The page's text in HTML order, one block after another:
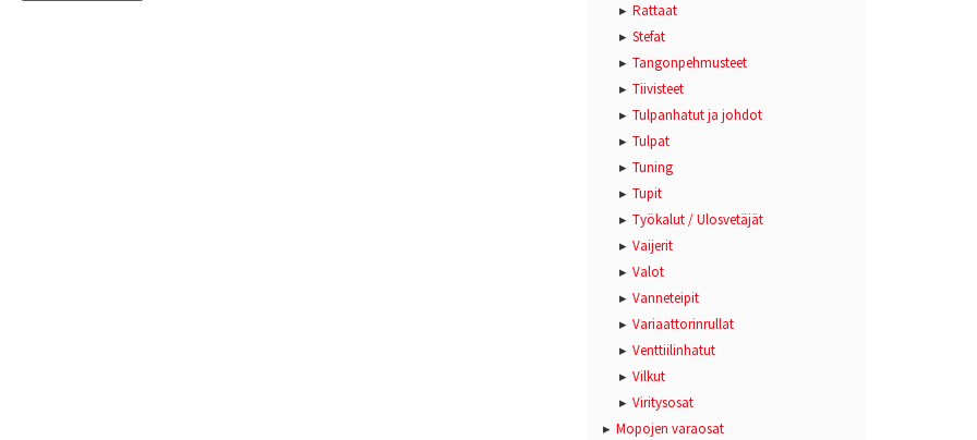
Rattaat
Stefat
Tangonpehmusteet
Tiivisteet
Tulpanhatut ja johdot
Tulpat
Tuning
Tupit
Työkalut / Ulosvetäjät
Vaijerit
Valot
Vanneteipit
Variaattorinrullat
Venttiilinhatut
Vilkut
Viritysosat
Mopojen varaosat